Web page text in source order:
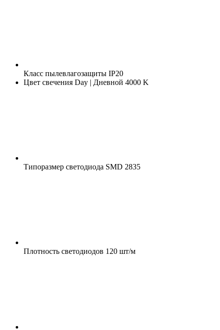
Класс пылевлагозащиты IP20
Цвет свечения Day | Дневной 4000 K
Типоразмер светодиода SMD 2835
Плотность светодиодов 120 шт/м